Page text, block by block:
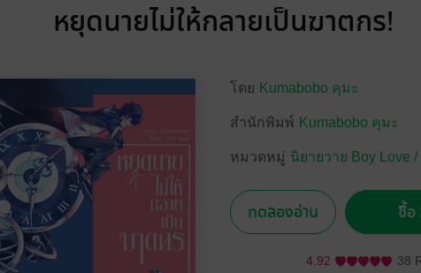
หยุดนายไม่ให้กลายเป็นฆาตกร!
โดย Kumabobo คุมะ
สำนักพิมพ์ Kumabobo คุมะ
หมวดหมู่ นิยายวาย Boy Love /
ทดลองอ่าน ซื้อ
4.92 38